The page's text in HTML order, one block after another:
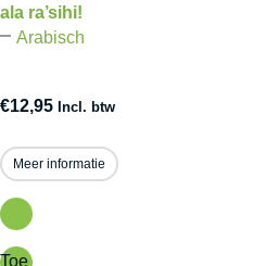
ala ra’sihi!
Arabisch
€12,95 Incl. btw
Meer informatie
Toe